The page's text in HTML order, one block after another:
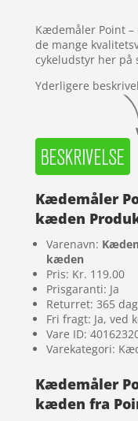
Kædemåler Point
de mange
cykeludstyr her på
Yderligere
Kædemåler
kæden
Varenavn:
kæden
Pris: Kr. 119.00
Prisgaranti: Ja
Returret: 365
Fri fragt: Ja, ved
Vare ID:
Varekategori:
Kædemåler
kæden fra